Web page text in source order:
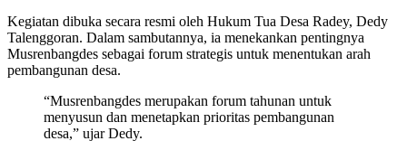
Kegiatan dibuka secara resmi oleh Hukum Tua Desa Radey, Dedy
Talenggoran. Dalam sambutannya, ia menekankan pentingnya
Musrenbangdes sebagai forum strategis untuk menentukan arah
pembangunan desa.
“Musrenbangdes merupakan forum tahunan untuk
menyusun dan menetapkan prioritas pembangunan
desa,” ujar Dedy.